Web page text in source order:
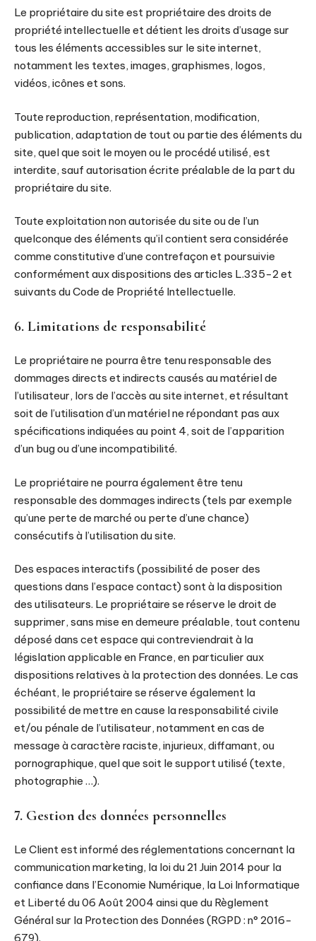
Le propriétaire du site est propriétaire des droits de
propriété intellectuelle et détient les droits d’usage sur
tous les éléments accessibles sur le site internet,
notamment les textes, images, graphismes, logos,
vidéos, icônes et sons.
Toute reproduction, représentation, modification,
publication, adaptation de tout ou partie des éléments du
site, quel que soit le moyen ou le procédé utilisé, est
interdite, sauf autorisation écrite préalable de la part du
propriétaire du site.
Toute exploitation non autorisée du site ou de l’un
quelconque des éléments qu’il contient sera considérée
comme constitutive d’une contrefaçon et poursuivie
conformément aux dispositions des articles L.335-2 et
suivants du Code de Propriété Intellectuelle.
6. Limitations de responsabilité
Le propriétaire ne pourra être tenu responsable des
dommages directs et indirects causés au matériel de
l’utilisateur, lors de l’accès au site internet, et résultant
soit de l’utilisation d’un matériel ne répondant pas aux
spécifications indiquées au point 4, soit de l’apparition
d’un bug ou d’une incompatibilité.
Le propriétaire ne pourra également être tenu
responsable des dommages indirects (tels par exemple
qu’une perte de marché ou perte d’une chance)
consécutifs à l’utilisation du site.
Des espaces interactifs (possibilité de poser des
questions dans l’espace contact) sont à la disposition
des utilisateurs. Le propriétaire se réserve le droit de
supprimer, sans mise en demeure préalable, tout contenu
déposé dans cet espace qui contreviendrait à la
législation applicable en France, en particulier aux
dispositions relatives à la protection des données. Le cas
échéant, le propriétaire se réserve également la
possibilité de mettre en cause la responsabilité civile
et/ou pénale de l’utilisateur, notamment en cas de
message à caractère raciste, injurieux, diffamant, ou
pornographique, quel que soit le support utilisé (texte,
photographie …).
7. Gestion des données personnelles
Le Client est informé des réglementations concernant la
communication marketing, la loi du 21 Juin 2014 pour la
confiance dans l’Economie Numérique, la Loi Informatique
et Liberté du 06 Août 2004 ainsi que du Règlement
Général sur la Protection des Données (RGPD : n° 2016-
679).